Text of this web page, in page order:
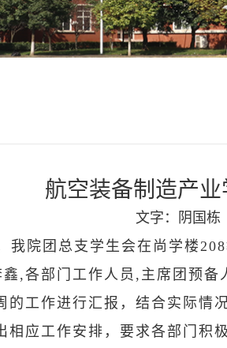
航空装备制造产
文字：阴国栋
我院团总支学生会在尚学楼
,各部门工作人员,主席团预备
工作进行汇报，结合实际情
应工作安排，要求各部门积